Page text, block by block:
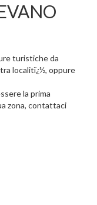
turistiche da
localitï¿½, oppure
la prima
zona, contattaci